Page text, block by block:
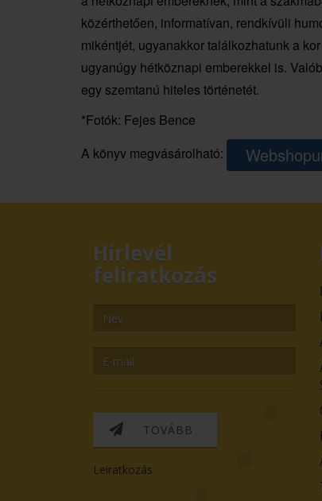
közérthetően, informatívan, rendkívüli
mikéntjét, ugyanakkor találkozhatunk a
ugyanúgy hétköznapi emberekkel is.
egy szemtanú hiteles történetét.
*Fotók: Fejes Bence
A könyv megvásárolható:
Hírlevél
feliratkozás
TOVÁBB
Leiratkozás